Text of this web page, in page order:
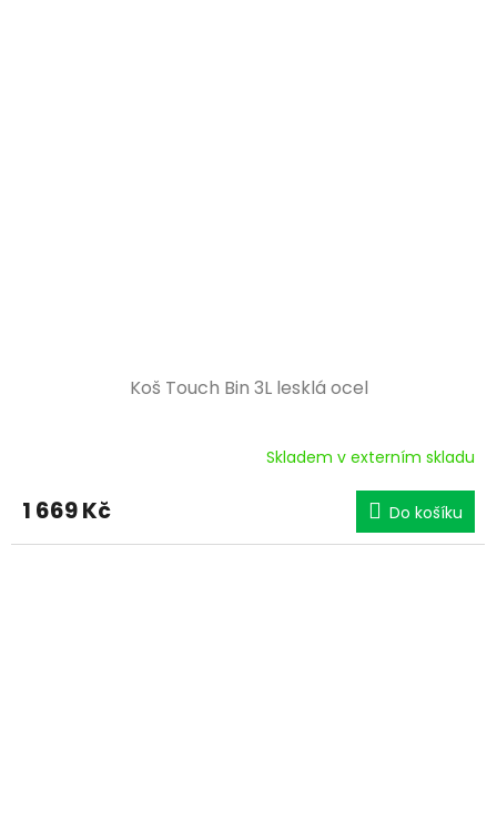
Koš Touch Bin 3L lesklá ocel
Skladem v externím skladu
1 669 Kč Do košíku